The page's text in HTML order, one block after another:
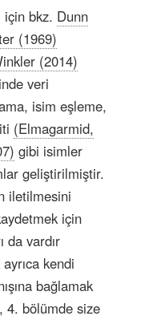
için bkz. Dunn
(1969)
(2014)
veri
isim eşleme,
(Elmagarmid,
gibi isimler
geliştirilmiştir.
iletilmesini
için
da vardır
kendi
bağlamak
4. bölümde size